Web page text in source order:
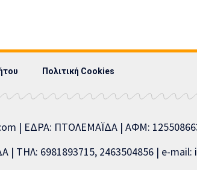
Πολιτική Cookies
| ΕΔΡΑ: ΠΤΟΛΕΜΑΪΔΑ | ΑΦΜ:
ΤΗΛ: 6981893715, 2463504856 | e-mail: